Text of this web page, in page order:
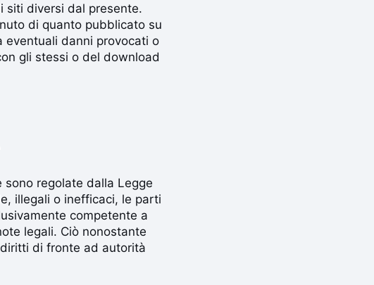
siti diversi dal presente.
di quanto pubblicato su
eventuali danni provocati o
gli stessi o del download
regolate dalla Legge
illegali o inefficaci, le parti
competente a
legali. Ciò nonostante
di fronte ad autorità